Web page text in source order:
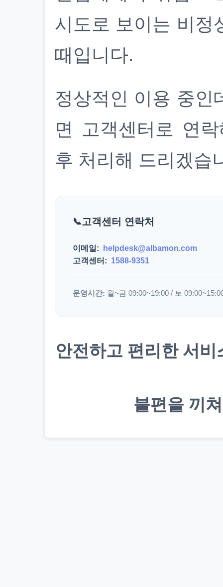
시도로 보이는 비정
때입니다.
정상적인 이용 중인
면 고객센터로 연
후 처리해 드리겠습
고객센터 연락처
이메일:
helpdesk@albamon.com
고객센터: 1588-9351
운영시간: 월~금 09:00~19:00 / 토
안전하고 편리한 서
불편을 끼